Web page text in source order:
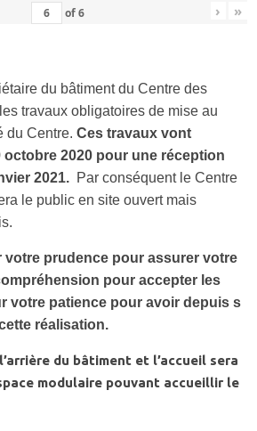
of6 › »
du bâtiment du Centre des
travaux obligatoires de mise au
du Centre. Ces travaux vont
octobre 2020 pour une réception
2021. Par conséquent le Centre
le public en site ouvert mais
votre prudence pour assurer votre
pour accepter les
votre patience pour avoir depuis s
réalisation.
du bâtiment et l’accueil sera
modulaire pouvant accueillir le